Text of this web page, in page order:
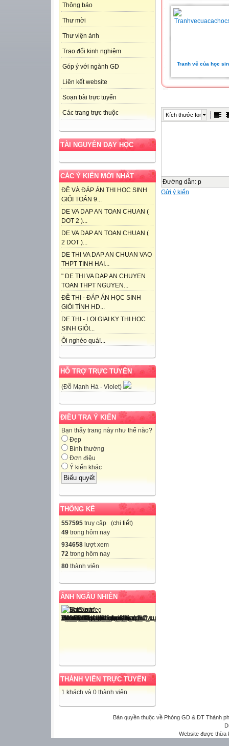
Thông báo
Thư mời
Thư viện ảnh
Trao đổi kinh nghiệm
Góp ý với ngành GD
Liên kết website
Soạn bài trực tuyến
Các trang trực thuộc
TÀI NGUYÊN DẠY HỌC
CÁC Ý KIẾN MỚI NHẤT
ĐỀ VÀ ĐÁP ÁN THI HỌC SINH
GIỎI TOÁN 9...
DE VA DAP AN TOAN CHUAN (
DOT 2 )...
DE VA DAP AN TOAN CHUAN (
2 DOT )...
DE THI VA DAP AN CHUAN VAO
THPT TINH HAI...
" DE THI VA DAP AN CHUYEN
TOAN THPT NGUYEN...
ĐỀ THI - ĐÁP ÁN HỌC SINH
GIỎI TỈNH HD...
DE THI - LOI GIAI KY THI HỌC
SINH GIỎI...
Ôi nghèo quá!...
HỖ TRỢ TRỰC TUYẾN
(Đỗ Mạnh Hà - Violet)
ĐIỀU TRA Ý KIẾN
Bạn thấy trang này như thế nào?
Đẹp
Bình thường
Đơn điệu
Ý kiến khác
THỐNG KÊ
557595 truy cập (chi tiết)
49 trong hôm nay
934658 lượt xem
72 trong hôm nay
80 thành viên
ẢNH NGẪU NHIÊN
THÀNH VIÊN TRỰC TUYẾN
1 khách và 0 thành viên
Tranh vẽ của học
Kích thước font
Đường dẫn: p
Gửi ý kiến
Bản quyền thuộc về Phòng GD & ĐT Thành
Website được thừa